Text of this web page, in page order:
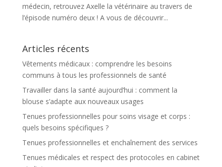
médecin, retrouvez Axelle la vétérinaire au travers de
l’épisode numéro deux ! A vous de découvrir...
Articles récents
Vêtements médicaux : comprendre les besoins
communs à tous les professionnels de santé
Travailler dans la santé aujourd’hui : comment la
blouse s’adapte aux nouveaux usages
Tenues professionnelles pour soins visage et corps :
quels besoins spécifiques ?
Tenues professionnelles et enchaînement des services
Tenues médicales et respect des protocoles en cabinet